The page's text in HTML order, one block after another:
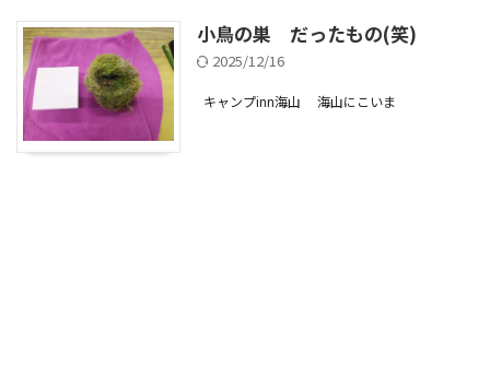
小鳥の巣 だったもの(笑)
2025/12/16
キャンプinn海山 海山にこいま